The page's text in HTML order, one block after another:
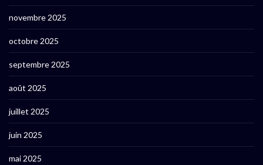
novembre 2025
octobre 2025
septembre 2025
août 2025
juillet 2025
juin 2025
mai 2025